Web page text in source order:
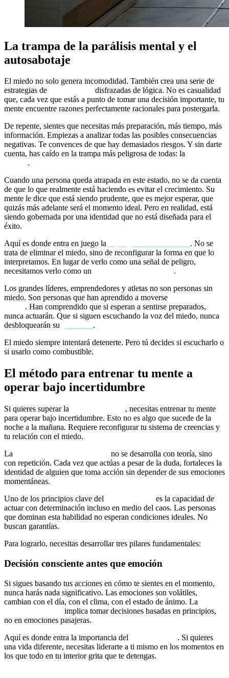
La trampa de la parálisis mental y el
autosabotaje
El miedo no solo genera incomodidad. También crea una serie de
estrategias de
disfrazadas de lógica. No es casualidad
que, cada vez que estás a punto de tomar una decisión importante, tu
mente encuentre razones perfectamente racionales para postergarla.
De repente, sientes que necesitas más preparación, más tiempo, más
información. Empiezas a analizar todas las posibles consecuencias
negativas. Te convences de que hay demasiados riesgos. Y sin darte
cuenta, has caído en la trampa más peligrosa de todas: la
.
Cuando una persona queda atrapada en este estado, no se da cuenta
de que lo que realmente está haciendo es evitar el crecimiento. Su
mente le dice que está siendo prudente, que es mejor esperar, que
quizás más adelante será el momento ideal. Pero en realidad, está
siendo gobernada por una identidad que no está diseñada para el
éxito.
Aquí es donde entra en juego la
. No se
trata de eliminar el miedo, sino de reconfigurar la forma en que lo
interpretamos. En lugar de verlo como una señal de peligro,
necesitamos verlo como un
.
Los grandes líderes, emprendedores y atletas no son personas sin
miedo. Son personas que han aprendido a moverse
. Han comprendido que si esperan a sentirse preparados,
nunca actuarán. Que si siguen escuchando la voz del miedo, nunca
desbloquearán su
.
El miedo siempre intentará detenerte. Pero tú decides si escucharlo o
si usarlo como combustible.
El método para entrenar tu mente a
operar bajo incertidumbre
Si quieres superar la
, necesitas entrenar tu mente
para operar bajo incertidumbre. Esto no es algo que sucede de la
noche a la mañana. Requiere reconfigurar tu sistema de creencias y
tu relación con el miedo.
La
no se desarrolla con teoría, sino
con repetición. Cada vez que actúas a pesar de la duda, fortaleces la
identidad de alguien que toma acción sin depender de sus emociones
momentáneas.
Uno de los principios clave del
es la capacidad de
actuar con determinación incluso en medio del caos. Las personas
que dominan esta habilidad no esperan condiciones ideales. No
buscan garantías.
Para lograrlo, necesitas desarrollar tres pilares fundamentales:
Decisión consciente antes que emoción
Si sigues basando tus acciones en cómo te sientes en el momento,
nunca harás nada significativo. Las emociones son volátiles,
cambian con el día, con el clima, con el estado de ánimo. La
implica tomar decisiones basadas en principios,
no en emociones pasajeras.
Aquí es donde entra la importancia del
. Si quieres
una vida diferente, necesitas liderarte a ti mismo en los momentos en
los que todo en tu interior grita que te detengas.